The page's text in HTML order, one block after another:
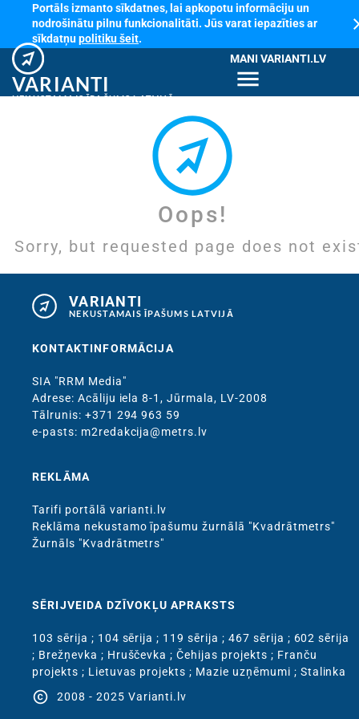
Portāls izmanto sīkdatnes, lai apkopotu informāciju un
nodrošinātu pilnu funkcionalitāti. Jūs varat iepazīties ar
sīkdatņupolitiku šeit.
VARIANTI
NEKUSTAMAIS ĪPAŠUMS LATVIJĀ
MANI VARIANTI.LV
menu
Oops!
Sorry, but requested page does not
VARIANTI
NEKUSTAMAIS ĪPAŠUMS LATVIJĀ
KONTAKTINFORMĀCIJA
SIA "RRM Media"
Adrese: Acāliju iela 8-1, Jūrmala, LV-2008
Тālrunis: +371 294 963 59
e-pasts: m2redakcija@metrs.lv
REKLĀMA
Tarifi portālā varianti.lv
Reklāma nekustamo īpašumu žurnālā "Kvadrātmetrs"
Žurnāls "Kvadrātmetrs"
SĒRIJVEIDA DZĪVOKĻU APRAKSTS
103 sērija ; 104 sērija ; 119 sērija ; 467 sērija ; 602 sērija
; Brežņevka ; Hruščevka ;Čehijas projekts ; Franču
projekts ; Lietuvas projekts ; Mazie uzņēmumi ; Stalinka
copyright 2008 - 2025 Varianti.lv